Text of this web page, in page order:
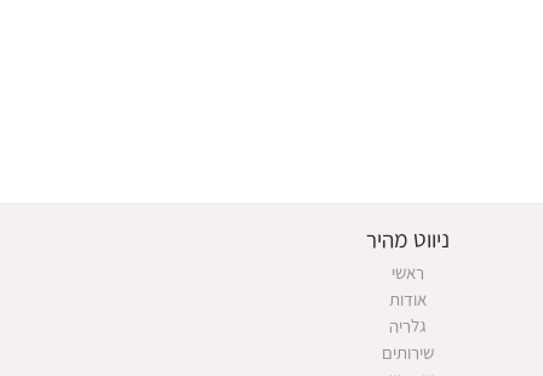
ניווט מהיר
ראשי
אודות
גלריה
שירותים